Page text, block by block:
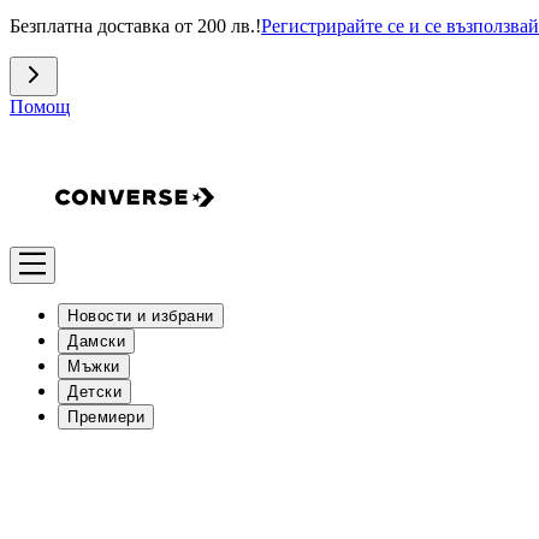
Безплатна доставка от 200 лв.!Регистрирайте се и се
Помощ
Новости и избрани
Дамски
Мъжки
Детски
Премиери